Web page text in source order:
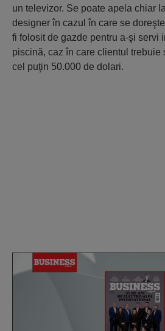
un televizor. Se poate apela chiar
designer în cazul în care se
fi folosit de gazde pentru a-şi servi
piscină, caz în care clientul trebuie
cel puţin 50.000 de dolari.